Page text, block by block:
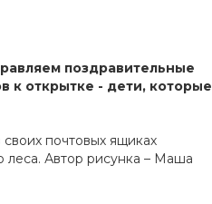
поздравительные
к открытке - дети, которые
почтовых ящиках
леса. Автор рисунка – Маша